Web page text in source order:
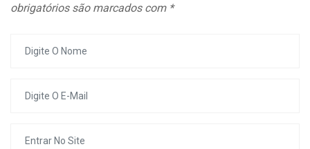
obrigatórios são marcados com *